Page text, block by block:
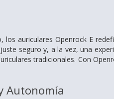
auriculares Openrock E
seguro y, a la vez, una
tradicionales. Con
Autonomía